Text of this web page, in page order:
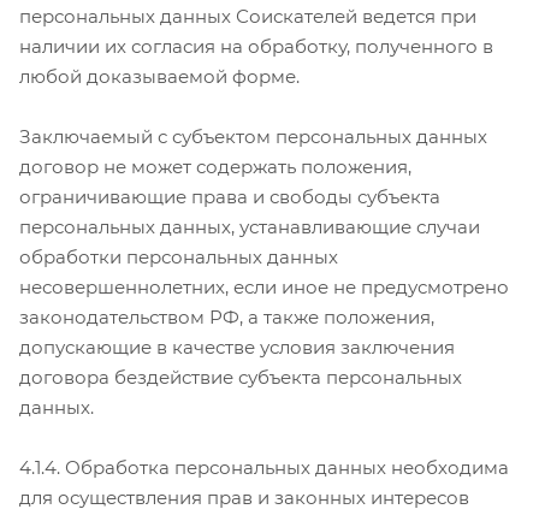
персональных данных Соискателей ведется при
наличии их согласия на обработку, полученного в
любой доказываемой форме.
Заключаемый с субъектом персональных данных
договор не может содержать положения,
ограничивающие права и свободы субъекта
персональных данных, устанавливающие случаи
обработки персональных данных
несовершеннолетних, если иное не предусмотрено
законодательством РФ, а также положения,
допускающие в качестве условия заключения
договора бездействие субъекта персональных
данных.
4.1.4. Обработка персональных данных необходима
для осуществления прав и законных интересов